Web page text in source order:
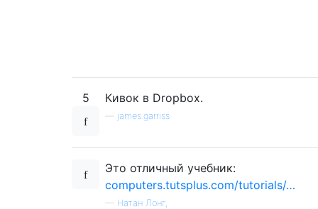
5 Кивок в Dropbox.
james.garriss
Это отличный учебник:
computers.tutsplus.com/tutorials/…
— Натан Лонг,